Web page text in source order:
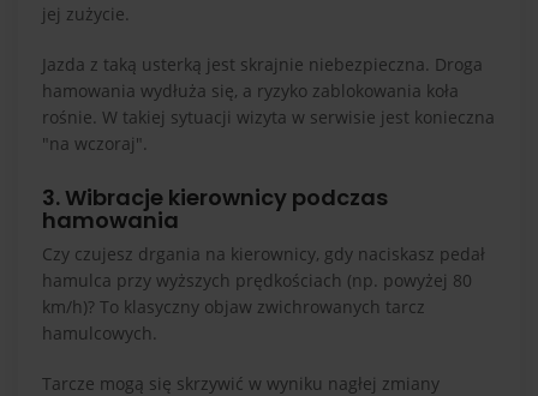
jej zużycie.
Jazda z taką usterką jest skrajnie niebezpieczna. Droga
hamowania wydłuża się, a ryzyko zablokowania koła
rośnie. W takiej sytuacji wizyta w serwisie jest konieczna
"na wczoraj".
3. Wibracje kierownicy podczas
hamowania
Czy czujesz drgania na kierownicy, gdy naciskasz pedał
hamulca przy wyższych prędkościach (np. powyżej 80
km/h)? To klasyczny objaw zwichrowanych tarcz
hamulcowych.
Tarcze mogą się skrzywić w wyniku nagłej zmiany